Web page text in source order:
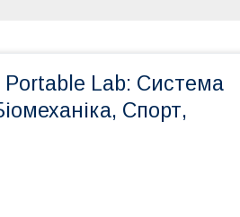
Lab: Система
Спорт,